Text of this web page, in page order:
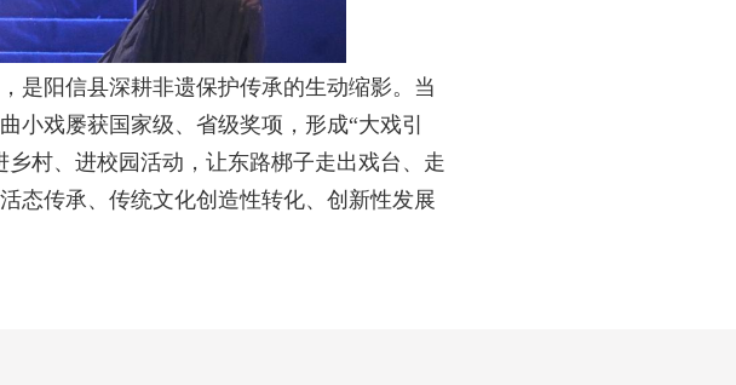
是阳信县深耕非遗保护传承的生动缩影。当
小戏屡获国家级、省级奖项，形成“大戏引
村、进校园活动，让东路梆子走出戏台、走
态传承、传统文化创造性转化、创新性发展